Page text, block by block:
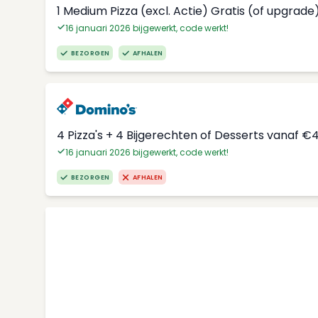
1 Medium Pizza (excl. Actie) Gratis (of
16 januari 2026 bijgewerkt, code werkt!
BEZORGEN AFHALEN
4 Pizza's + 4 Bijgerechten of Desserts vanaf
16 januari 2026 bijgewerkt, code werkt!
BEZORGEN AFHALEN